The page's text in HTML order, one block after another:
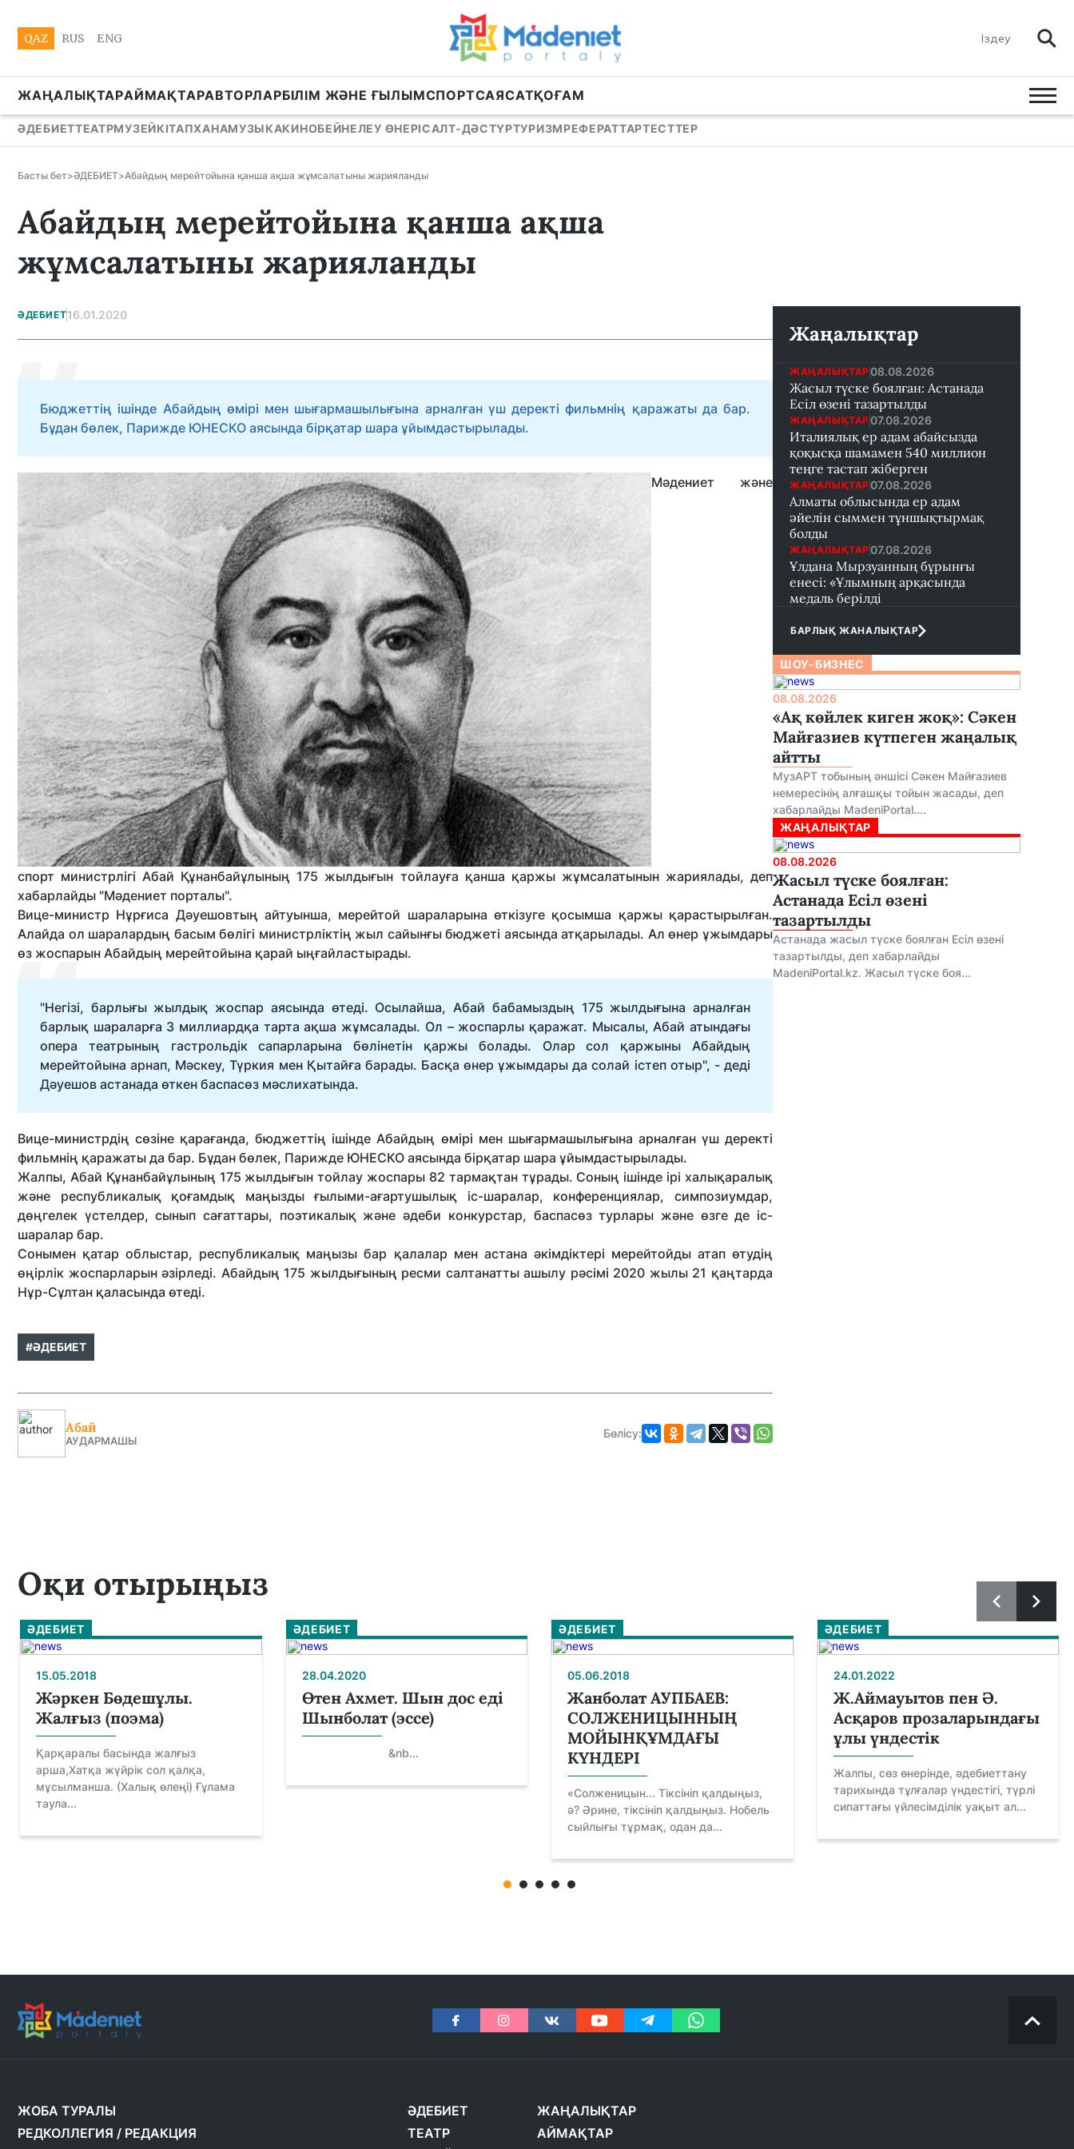
QAZ RUS ENG
ЖАҢАЛЫҚТАРАЙМАҚТАРАВТОРЛАРБІЛІМ ЖӘНЕ ҒЫЛЫМСПОРТСАЯСАТҚОҒАМ
ӘДЕБИЕТТЕАТРМУЗЕЙКІТАПХАНАМУЗЫКАКИНОБЕЙНЕЛЕУ ӨНЕРІСАЛТ-ДӘСТҮРТУРИЗМРЕФЕРАТТАРТЕСТТЕР
Басты бет>ӘДЕБИЕТ>Абайдың мерейтойына қанша ақша жұмсалатыны жарияланды
Абайдың мерейтойына қанша ақша
жұмсалатыны жарияланды
ӘДЕБИЕТ16.01.2020
Бюджеттің ішінде Абайдың өмірі мен шығармашылығына арналған үш деректі фильмнің қаражаты да бар.
Бұдан бөлек, Парижде ЮНЕСКО аясында бірқатар шара ұйымдастырылады.
Мәдениет және
спорт министрлігі Абай Құнанбайұлының 175 жылдығын тойлауға қанша қаржы жұмсалатынын жариялады, деп
хабарлайды "Мәдениет порталы".
Вице-министр Нұрғиса Дәуешовтың айтуынша, мерейтой шараларына өткізуге қосымша қаржы қарастырылған.
Алайда ол шаралардың басым бөлігі министрліктің жыл сайынғы бюджеті аясында атқарылады. Ал өнер ұжымдары
өз жоспарын Абайдың мерейтойына қарай ыңғайластырады.
"Негізі, барлығы жылдық жоспар аясында өтеді. Осылайша, Абай бабамыздың 175 жылдығына арналған
барлық шараларға 3 миллиардқа тарта ақша жұмсалады. Ол – жоспарлы қаражат. Мысалы, Абай атындағы
опера театрының гастрольдік сапарларына бөлінетін қаржы болады. Олар сол қаржыны Абайдың
мерейтойына арнап, Мәскеу, Түркия мен Қытайға барады. Басқа өнер ұжымдары да солай істеп отыр", - деді
Дәуешов астанада өткен баспасөз мәслихатында.
Вице-министрдің сөзіне қарағанда, бюджеттің ішінде Абайдың өмірі мен шығармашылығына арналған үш деректі
фильмнің қаражаты да бар. Бұдан бөлек, Парижде ЮНЕСКО аясында бірқатар шара ұйымдастырылады.
Жалпы, Абай Құнанбайұлының 175 жылдығын тойлау жоспары 82 тармақтан тұрады. Соның ішінде ірі халықаралық
жəне республикалық қоғамдық маңызды ғылыми-ағартушылық іс-шаралар, конференциялар, симпозиумдар,
дөңгелек үстелдер, сынып сағаттары, поэтикалық жəне əдеби конкурстар, баспасөз турлары жəне өзге де іс-
шаралар бар.
Сонымен қатар облыстар, республикалық маңызы бар қалалар мен астана əкімдіктері мерейтойды атап өтудің
өңірлік жоспарларын əзірледі. Абайдың 175 жылдығының ресми салтанатты ашылу рəсімі 2020 жылы 21 қаңтарда
Нұр-Сұлтан қаласында өтеді.
#ӘДЕБИЕТ
Абай
АУДАРМАШЫ
Бөлісу:
Жаңалықтар
ЖАҢАЛЫҚТАР 08.08.2026
Жасыл түске боялған: Астанада
Есіл өзені тазартылды
ЖАҢАЛЫҚТАР 07.08.2026
Италиялық ер адам абайсызда
қоқысқа шамамен 540 миллион
теңге тастап жіберген
ЖАҢАЛЫҚТАР 07.08.2026
Алматы облысында ер адам
әйелін сыммен тұншықтырмақ
болды
ЖАҢАЛЫҚТАР 07.08.2026
Ұлдана Мырзуанның бұрынғы
енесі: «Ұлымның арқасында
медаль берілді
БАРЛЫҚ ЖАНАЛЫҚТАР
ШОУ-БИЗНЕС
08.08.2026
«Ақ көйлек киген жоқ»: Сәкен
Майғазиев күтпеген жаңалық
айтты
МузАРТ тобының әншісі Сәкен Майғазиев
немересінің алғашқы тойын жасады, деп
хабарлайды MadeniPortal....
ЖАҢАЛЫҚТАР
08.08.2026
Жасыл түске боялған:
Астанада Есіл өзені
тазартылды
Астанада жасыл түске боялған Есіл өзені
тазартылды, деп хабарлайды
MadeniPortal.kz. Жасыл түске боя...
Оқи отырыңыз
ӘДЕБИЕТ
15.05.2018
Жәркен Бөдешұлы.
Жалғыз (поэма)
Қарқаралы басында жалғыз
арша,Хатқа жүйрік сол қалқа,
мұсылманша. (Халық өлеңі) Ғұлама
таула...
ӘДЕБИЕТ
28.04.2020
Өтен Ахмет. Шын дос еді
Шынболат (эссе)
&nb...
ӘДЕБИЕТ
05.06.2018
Жанболат АУПБАЕВ:
СОЛЖЕНИЦЫННЫҢ
МОЙЫНҚҰМДАҒЫ
КҮНДЕРІ
«Солженицын... Тіксініп қалдыңыз,
ә? Әрине, тіксініп қалдыңыз. Нобель
сыйлығы тұрмақ, одан да...
ӘДЕБИЕТ
24.01.2022
Ж.Аймауытов пен Ә.
Асқаров прозаларындағы
ұлы үндестік
Жалпы, сөз өнерінде, әдебиеттану
тарихында тұлғалар үндестігі, түрлі
сипаттағы үйлесімділік уақыт ал...
ЖОБА ТУРАЛЫ
РЕДКОЛЛЕГИЯ / РЕДАКЦИЯ
ӘДЕБИЕТ
ТЕАТР
ЖАҢАЛЫҚТАР
АЙМАҚТАР